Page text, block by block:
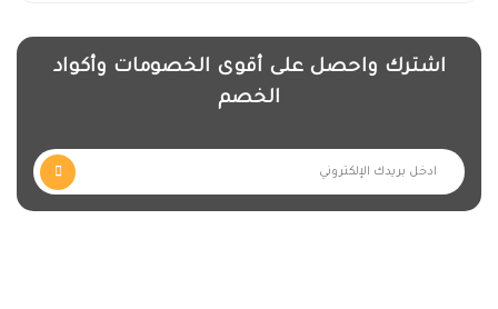
اشترك واحصل على أقوى الخصومات وأكواد
الخصم